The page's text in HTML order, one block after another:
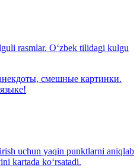
rasmlar. O‘zbek tilidagi kulgu
смешные картинки.
uchun yaqin punktlarni aniqlab
kartada ko‘rsatadi.